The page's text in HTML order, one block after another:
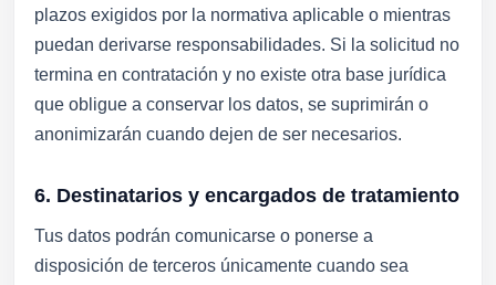
plazos exigidos por la normativa aplicable o mientras
puedan derivarse responsabilidades. Si la solicitud no
termina en contratación y no existe otra base jurídica
que obligue a conservar los datos, se suprimirán o
anonimizarán cuando dejen de ser necesarios.
6. Destinatarios y encargados de tratamiento
Tus datos podrán comunicarse o ponerse a
disposición de terceros únicamente cuando sea